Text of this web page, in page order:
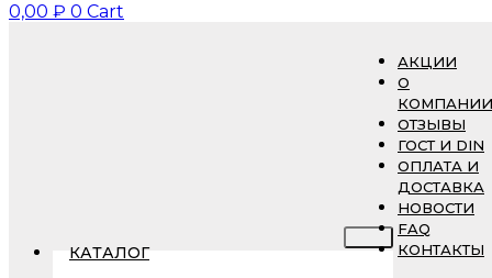
0,00 ₽ 0 Cart
КАТАЛОГ
АКЦИИ
О
КОМПАНИИ
ОТЗЫВЫ
ГОСТ И DIN
ОПЛАТА И
ДОСТАВКА
НОВОСТИ
FAQ
КОНТАКТЫ